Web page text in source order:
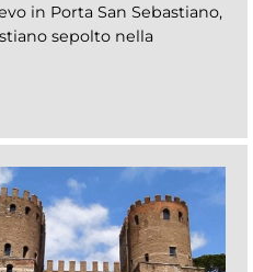
in Porta San Sebastiano,
sepolto nella